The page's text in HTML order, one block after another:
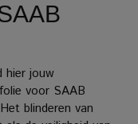
hier jouw
voor SAAB
blinderen van